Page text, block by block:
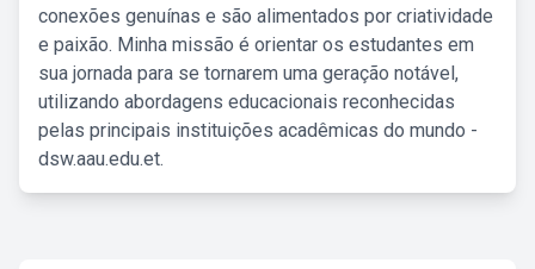
conexões genuínas e são alimentados por criatividade
e paixão. Minha missão é orientar os estudantes em
sua jornada para se tornarem uma geração notável,
utilizando abordagens educacionais reconhecidas
pelas principais instituições acadêmicas do mundo -
dsw.aau.edu.et.